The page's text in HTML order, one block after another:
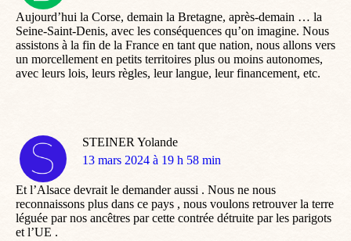
Aujourd’hui la Corse, demain la Bretagne, après-demain … la
Seine-Saint-Denis, avec les conséquences qu’on imagine. Nous
assistons à la fin de la France en tant que nation, nous allons vers
un morcellement en petits territoires plus ou moins autonomes,
avec leurs lois, leurs règles, leur langue, leur financement, etc.
STEINER Yolande
dit
13 mars 2024 à 19 h 58 min
Et l’Alsace devrait le demander aussi . Nous ne nous
reconnaissons plus dans ce pays , nous voulons retrouver la terre
léguée par nos ancêtres par cette contrée détruite par les parigots
et l’UE .